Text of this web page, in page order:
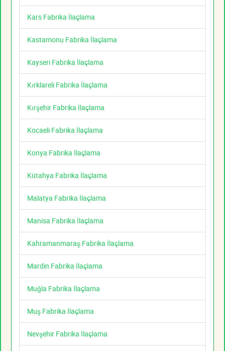
Kars Fabrika İlaçlama
Kastamonu Fabrika İlaçlama
Kayseri Fabrika İlaçlama
Kırklareli Fabrika İlaçlama
Kırşehir Fabrika İlaçlama
Kocaeli Fabrika İlaçlama
Konya Fabrika İlaçlama
Kütahya Fabrika İlaçlama
Malatya Fabrika İlaçlama
Manisa Fabrika İlaçlama
Kahramanmaraş Fabrika İlaçlama
Mardin Fabrika İlaçlama
Muğla Fabrika İlaçlama
Muş Fabrika İlaçlama
Nevşehir Fabrika İlaçlama